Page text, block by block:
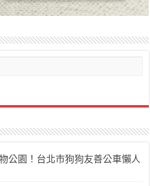
公園！台北市狗狗友善公車懶人